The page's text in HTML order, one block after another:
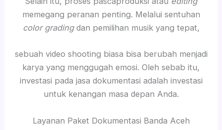
memegang peranan penting. Melalui sentuhan
color gradingdan pemilihan musik yang tepat,
sebuah video shooting biasa bisa berubah menjadi
karya yang menggugah emosi. Oleh sebab itu,
investasi pada jasa dokumentasi adalah investasi
untuk kenangan masa depan Anda.
Layanan Paket Dokumentasi Banda Aceh